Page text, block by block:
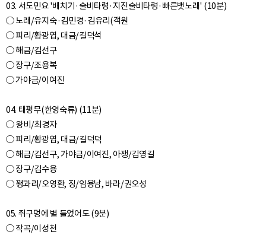
03. 서도민요 '배치기·술비타령·지진술비타령·빠른뱃노래' (10분)
○ 노래/유지숙·김민경·김유리(객원
○ 피리/황광엽, 대금/길덕석
○ 해금/김선구
○ 장구/조용복
○ 가야금/이여진
04. 태평무(한영숙류) (11분)
○ 왕비/최경자
○ 피리/황광엽, 대금/길덕덕
○ 해금/김선구, 가야금/이여진, 아쟁/김영길
○ 장구/김수용
○ 꽹과리/오영환, 징/임용남, 바라/권오성
05. 쥐구멍에 볕 들었어도 (9분)
○ 작곡/이성천